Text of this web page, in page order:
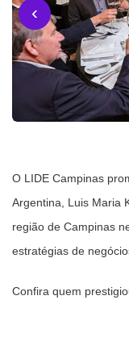
‹
O LIDE Campinas
Argentina, Luis Maria
região de Campinas
estratégias de
Confira quem